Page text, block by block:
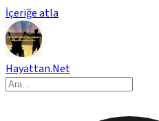
İçeriğe atla
Hayattan.Net